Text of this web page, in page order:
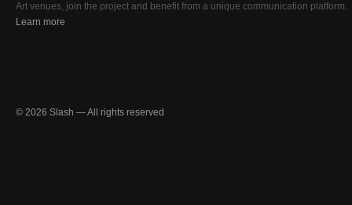
Art venues, join the project and benefit from a unique communication platform.
Learn more
© 2026 Slash — All rights reserved